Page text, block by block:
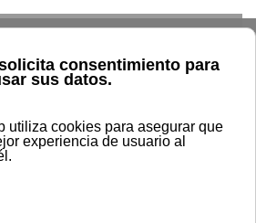
de anuncios
Nº 72/2024,